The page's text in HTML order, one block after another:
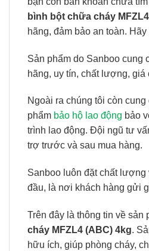
bình bột chữa cháy
hãng, đảm bảo an toàn.
Sản phẩm do Sanboo cung
hãng, uy tín, chất lượng, giá
Ngoài ra chúng tôi còn cung
phẩm bảo hộ lao động bảo
trình lao động. Đội ngũ tư
trợ trước và sau mua hàng.
Sanboo luôn đặt chất lượng
đầu, là nơi khách hàng gửi
Trên đây là thông tin về sản
cháy MFZL4 (ABC) 4kg.
hữu ích, giúp phòng cháy,